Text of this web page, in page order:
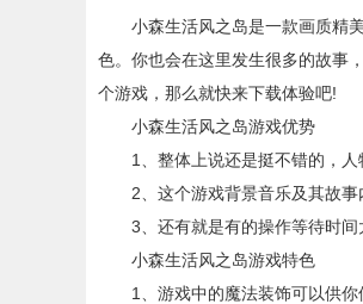
小森生活风之岛是一款画质精美
色。你也会在这里发生很多的故事
个游戏，那么就快来下载体验吧!
小森生活风之岛游戏优势
1、整体上说还是挺不错的，人
2、这个游戏背景音乐及其故事
3、还有就是有的操作等待时间
小森生活风之岛游戏特色
1、游戏中的魔法装饰可以供你